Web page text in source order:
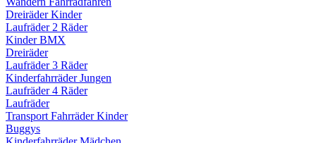
Dreiräder Kinder
Laufräder 2 Räder
Kinder BMX
Dreiräder
Laufräder 3 Räder
Kinderfahrräder Jungen
Laufräder 4 Räder
Laufräder
Transport Fahrräder Kinder
Buggys